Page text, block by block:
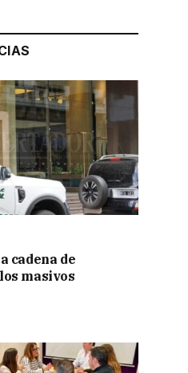
cadena de
masivos